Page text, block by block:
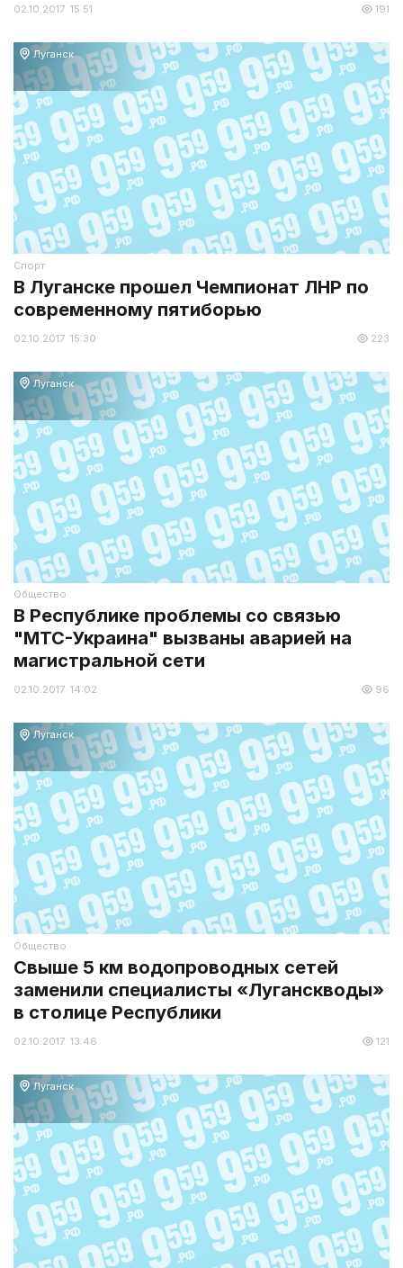
02.10.2017 15:51 191
Луганск
Спорт
В Луганске прошел Чемпионат ЛНР по
современному пятиборью
02.10.2017 15:30 223
Луганск
Общество
В Республике проблемы со связью
"МТС-Украина" вызваны аварией на
магистральной сети
02.10.2017 14:02 96
Луганск
Общество
Свыше 5 км водопроводных сетей
заменили специалисты «Луганскводы»
в столице Республики
02.10.2017 13:46 121
Луганск